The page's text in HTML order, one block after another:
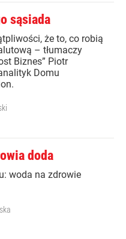
sąsiada
że to, co robią
– tłumaczy
Biznes” Piotr
Domu
doda
woda na zdrowie